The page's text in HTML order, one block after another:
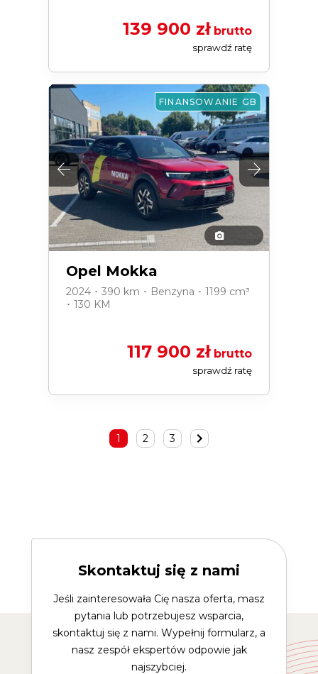
139 900 złbrutto
sprawdź ratę
Opel Mokka
2024 ･ 390 km ･ Benzyna ･ 1199 cm³
･ 130 KM
FINANSOWANIE GB
117 900 złbrutto
sprawdź ratę
1 2 3
Skontaktuj się z nami
Jeśli zainteresowała Cię nasza oferta, masz
pytania lub potrzebujesz wsparcia,
skontaktuj się z nami. Wypełnij formularz, a
nasz zespół ekspertów odpowie jak
najszybciej.